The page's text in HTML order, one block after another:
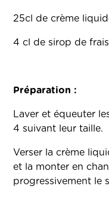
25cl de crème
4 cl de sirop de
Préparation :
Laver et équeuter
4 suivant leur taille.
Verser la crème
et la monter en
progressivement le